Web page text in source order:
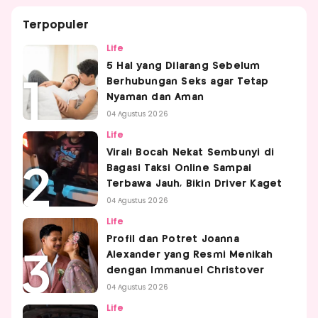
Terpopuler
Life
5 Hal yang Dilarang Sebelum
Berhubungan Seks agar Tetap
Nyaman dan Aman
04 Agustus 2026
Life
Viral! Bocah Nekat Sembunyi di
Bagasi Taksi Online Sampai
Terbawa Jauh, Bikin Driver Kaget
04 Agustus 2026
Life
Profil dan Potret Joanna
Alexander yang Resmi Menikah
dengan Immanuel Christover
04 Agustus 2026
Life